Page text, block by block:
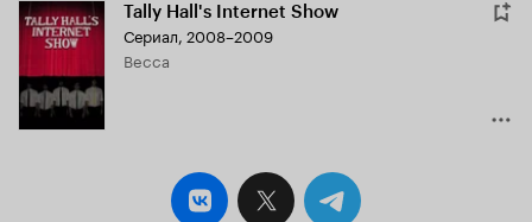
Tally Hall's Internet Show
Сериал, 2008–2009
Becca